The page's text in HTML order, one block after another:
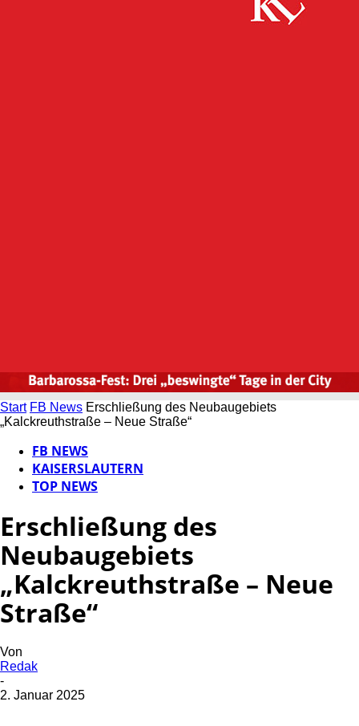
Start FB News Erschließung des Neubaugebiets
„Kalckreuthstraße – Neue Straße“
FB NEWS
KAISERSLAUTERN
TOP NEWS
Erschließung des
Neubaugebiets
„Kalckreuthstraße – Neue
Straße“
Von
Redak
-
2. Januar 2025